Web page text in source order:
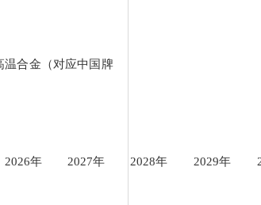
合金（对应中国牌
2026年 2027年 2028年 2029年